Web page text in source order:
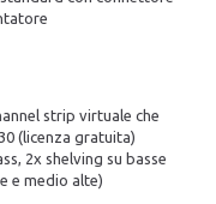
strip virtuale che
(licenza gratuita)
2x shelving su basse
e medio alte)